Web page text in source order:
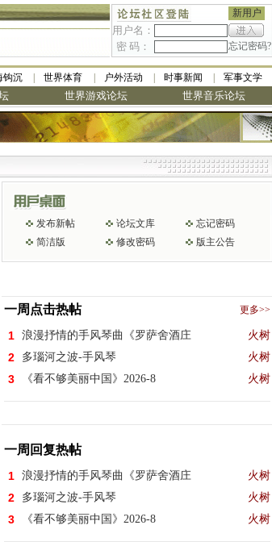
新用户
用户名：
密 码：
忘记密码?
钩沉 世界体育 户外活动 时事新闻 军事文学
世界游戏论坛 世界音乐论坛
发布新帖 论坛文库
忘记密码
简洁版
修改密码 版主公告
一周点击热帖 更多>>
1 浪漫抒情的手风琴曲《罗萨舍酒庄 火树
2 多瑙河之波-手风琴 火树
3 《看不够美丽中国》2026-8 火树
一周回复热帖
1 浪漫抒情的手风琴曲《罗萨舍酒庄 火树
2 多瑙河之波-手风琴 火树
3 《看不够美丽中国》2026-8 火树